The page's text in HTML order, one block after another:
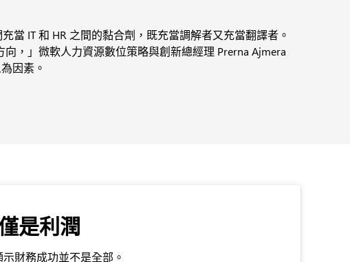
IT 和 HR 之間的黏合劑，既充當調解者又充當翻譯者。
，」微軟人力資源數位策略與創新總經理 Prerna Ajmera
因素。
是利潤
財務成功並不是全部。